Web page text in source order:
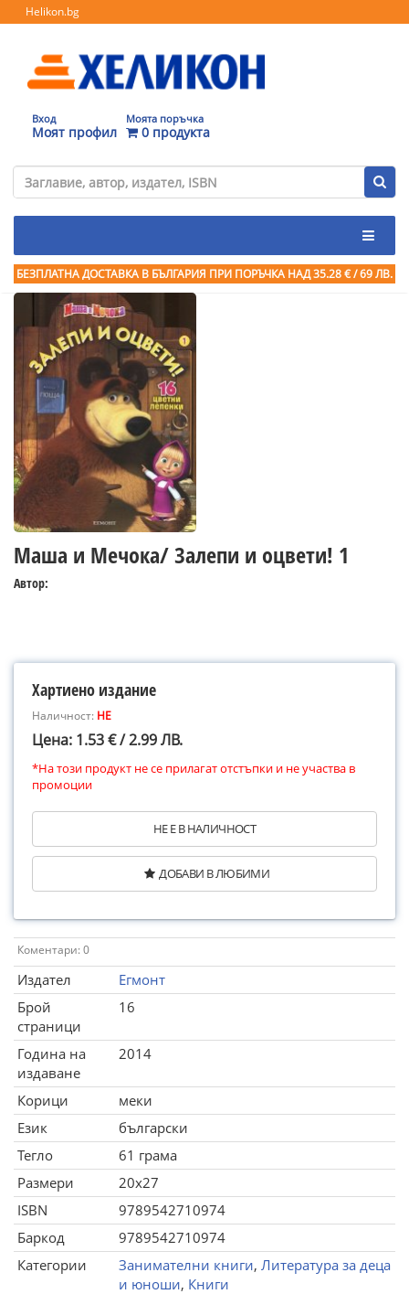
Helikon.bg
Вход
Моят профил
Моята поръчка
0 продукта
БЕЗПЛАТНА ДОСТАВКА В БЪЛГАРИЯ ПРИ ПОРЪЧКА НАД 35.28 € / 69 ЛВ.
Маша и Мечока/ Залепи и оцвети! 1
Автор:
Хартиено издание
Наличност: НЕ
Цена: 1.53 € / 2.99 ЛВ.
*На този продукт не се прилагат отстъпки и не участва в
промоции
НЕ Е В НАЛИЧНОСТ
ДОБАВИ В ЛЮБИМИ
Коментари: 0
Издател
Егмонт
Брой
страници
16
Година на
издаване
2014
Корици
меки
Език
български
Тегло
61 грама
Размери
20x27
ISBN
9789542710974
Баркод
9789542710974
Категории
Занимателни книги, Литература за деца
и юноши, Книги